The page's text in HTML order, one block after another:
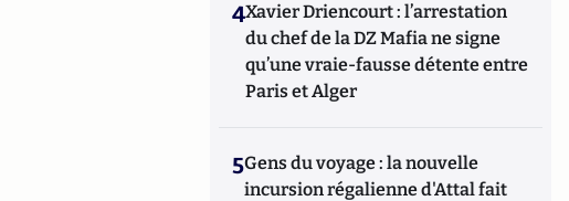
4Xavier Driencourt : l’arrestation
du chef de la DZ Mafia ne signe
qu’une vraie-fausse détente entre
Paris et Alger
5Gens du voyage : la nouvelle
incursion régalienne d'Attal fait